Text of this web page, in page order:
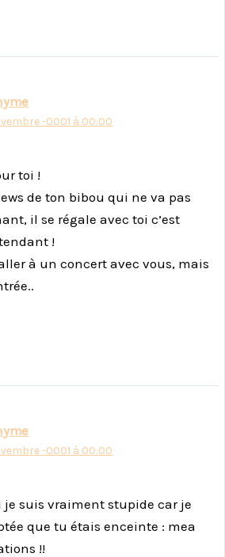
-0001 à 00:00
toi !
de ton bibou qui ne va pas
il se régale avec toi c’est
!
à un concert avec vous, mais
-0001 à 00:00
je suis vraiment stupide car je
que tu étais enceinte : mea
!!